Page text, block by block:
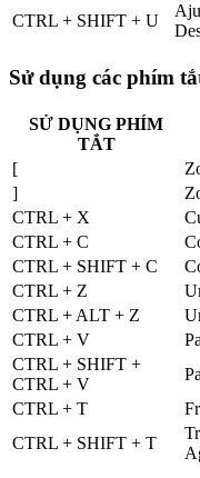
CTRL + SHIFT + U
Sử dụng các phím
SỬ DỤNG PHÍM
TẮT
[
]
CTRL + X
CTRL + C
CTRL + SHIFT + C
CTRL + Z
CTRL + ALT + Z
CTRL + V
CTRL + SHIFT +
CTRL + V
CTRL + T
CTRL + SHIFT + T